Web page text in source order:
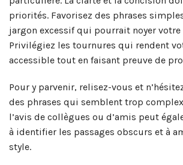
priorités. Favorisez des phrases
jargon excessif qui pourrait noyer votre
Privilégiez les tournures qui rendent
accessible tout en faisant preuve de
Pour y parvenir, relisez-vous et
des phrases qui semblent trop
l’avis de collègues ou d’amis peut
à identifier les passages obscurs et à
style.